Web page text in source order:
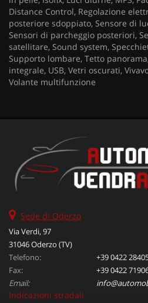
Distance Control, Regolazione
posteriore sdoppiato, Sensore di
Sensori di parcheggio posteriori,
satellitare, Sound system,
Supporto lombare, Tetto
integrale, USB, Vetri oscurati,
Volante multifunzione
Sede di Oderzo
Via Verdi, 97
31046 Oderzo (TV)
Telefono:
+39 0422
Fax:
+39 0422
Email:
Indicazioni stradali